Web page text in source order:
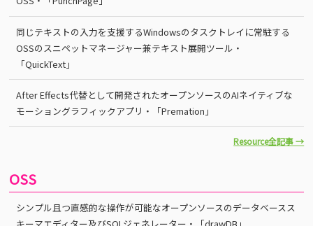
同じテキストの入力を支援するWindowsのタスクトレイに常駐する
OSSのスニペットマネージャー兼テキスト展開ツール・
「QuickText」
After Effects代替として開発されたオープンソースのAIネイティブな
モーショングラフィックアプリ・「Premation」
Resource全記事 →
OSS
シンプル且つ直感的な操作が可能なオープンソースのデータベースス